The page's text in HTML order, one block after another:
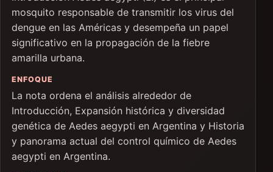
mosquito responsable de transmitir los virus del
dengue en las Américas y desempeña un papel
significativo en la propagación de la fiebre
amarilla urbana.
ENFOQUE
La nota ordena el análisis alrededor de
Introducción, Expansión histórica y diversidad
genética de Aedes aegypti en Argentina y Historia
y panorama actual del control químico de Aedes
aegypti en Argentina.